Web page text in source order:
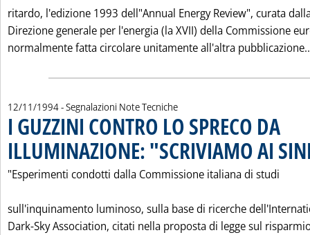
ritardo, l'edizione 1993 dell"Annual Energy Review", curata
Direzione generale per l'energia (la XVII) della Commissione
normalmente fatta circolare unitamente all'altra
12/11/1994- Segnalazioni Note Tecniche
I GUZZINI CONTRO LO SPRECO DA
ILLUMINAZIONE: "SCRIVIAMO AI
"Esperimenti condotti dalla Commissione italiana di studi
sull'inquinamento luminoso, sulla base di ricerche
Dark-Sky Association, citati nella proposta di legge sul